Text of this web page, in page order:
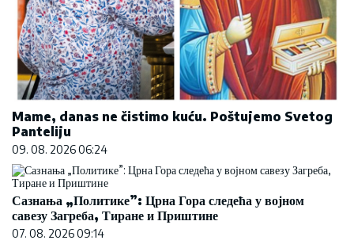
Mame, danas ne čistimo kuću. Poštujemo Svetog
Panteliju
09. 08. 2026 06:24
Сазнања „Политике”: Црна Гора следећа у војном
савезу Загреба, Тиране и Приштине
07. 08. 2026 09:14